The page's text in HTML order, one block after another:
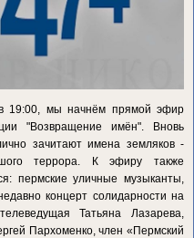
19:00, мы начнём прямой эфир
"Возвращение имён". Вновь
зачитают имена земляков -
террора. К эфиру также
пермские уличные музыканты,
концерт солидарности на
Татьяна Лазарева,
Пархоменко, член «Пермский